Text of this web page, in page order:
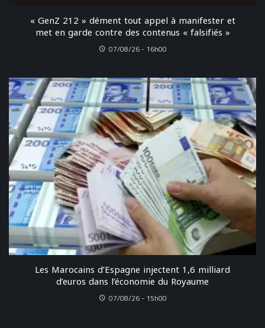
« GenZ 212 » dément tout appel à manifester et
met en garde contre des contenus « falsifiés »
07/08/26 - 16h00
Les Marocains d’Espagne injectent 1,6 milliard
d’euros dans l’économie du Royaume
07/08/26 - 15h00